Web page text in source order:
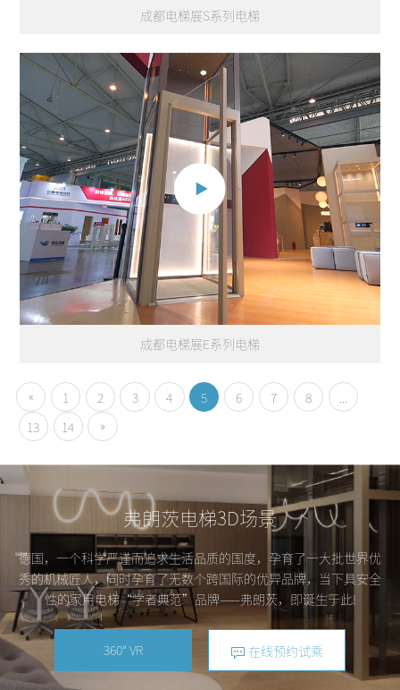
成都电梯展S系列电梯
成都电梯展E系列电梯
« 1 2 3 4 5 6 7 8
13
14 »
弗朗茨电梯3D场景
德国，一个科学严谨而追求生活品质的国度，孕育了一大批世界优
秀的机械匠人，同时孕育了无数个跨国际的优异品牌，当下具安全
性的家用电梯“学者典范”品牌——弗朗茨，即诞生于此!
360° VR 在线预约试乘